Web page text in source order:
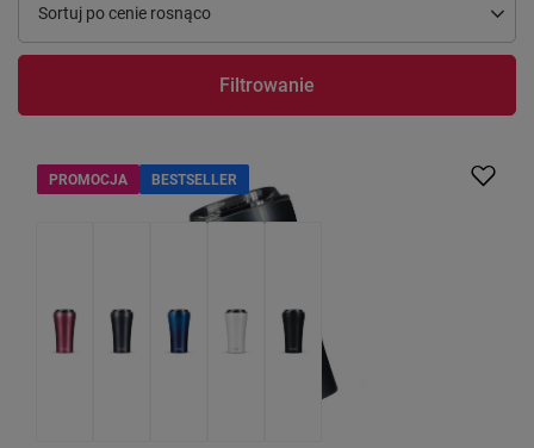
Zmień sortowanie
Sortuj po cenie rosnąco
Filtrowanie
PROMOCJA BESTSELLER